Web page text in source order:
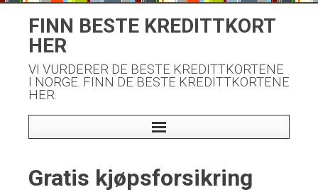
content
FINN BESTE KREDITTKORT
HER
VI VURDERER DE BESTE KREDITTKORTENE
I NORGE. FINN DE BESTE KREDITTKORTENE
HER.
Gratis kjøpsforsikring